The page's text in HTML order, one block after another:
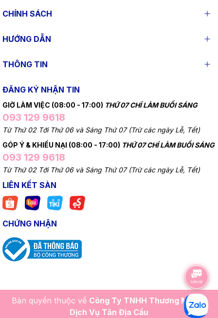
CHÍNH SÁCH
HƯỚNG DẪN
THÔNG TIN
ĐĂNG KÝ NHẬN TIN
GIỜ LÀM VIỆC (08:00 - 17:00) THỨ 07 CHỈ LÀM BUỔI SÁNG
093 129 9618
Từ Thứ 02 Tới Thứ 06 và Sáng Thứ 07 (Trừ các ngày Lễ, Tết)
GÓP Ý & KHIẾU NẠI (08:00 - 17:00) THỨ 07 CHỈ LÀM BUỔI SÁNG
093 129 9618
Từ Thứ 02 Tới Thứ 06 và Sáng Thứ 07 (Trừ các ngày Lễ, Tết)
LIÊN KẾT SÀN
CHỨNG NHẬN
Bản quyền thuộc về Công Ty TNHH Thương Mại Và
Dịch Vụ Tân Địa Cầu